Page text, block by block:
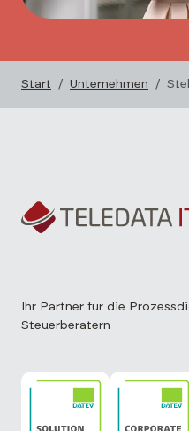
Start Unternehmen
Ihr Partner für die
Steuerberatern